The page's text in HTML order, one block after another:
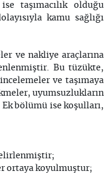
taşımacılık olduğu
kamu sağlığı
ve nakliye araçlarına
Bu tüzükte,
ve taşımaya
uyumsuzlukların
Ek bölümü ise koşulları,
ortaya koyulmuştur;